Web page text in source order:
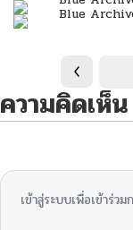
ความคิดเห็น
เข้าสู่ระบบเพื่อเข้าร่วม